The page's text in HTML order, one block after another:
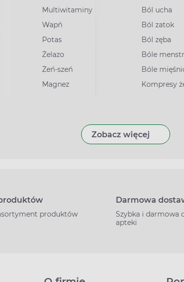
Multiwitaminy
Wapń
Potas
Żelazo
Żeń-szeń
Magnez
Ból ucha
Ból zatok
Ból zęba
Bóle
Bóle
Kompresy
Zobacz więcej
produktów
Darmowa
Szybka i darmowa
apteki